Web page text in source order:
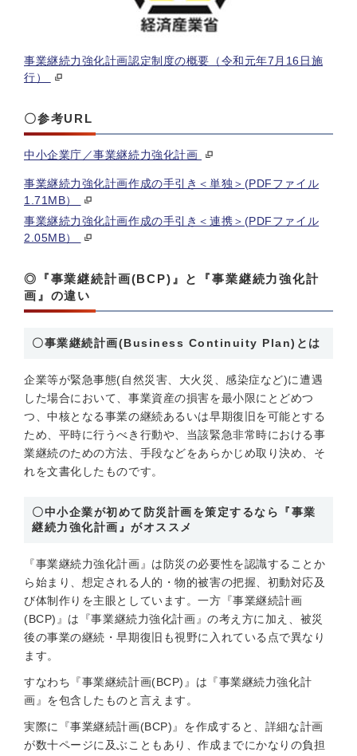
事業継続力強化計画認定制度の概要（令和元年7月16日施
行）
〇参考URL
中小企業庁／事業継続力強化計画
事業継続力強化計画作成の手引き＜単独＞(PDFファイル
1.71MB）
事業継続力強化計画作成の手引き＜連携＞(PDFファイル
2.05MB）
◎『事業継続計画(BCP)』と『事業継続力強化計
画』の違い
〇事業継続計画(Business Continuity Plan)とは
企業等が緊急事態(自然災害、大火災、感染症など)に遭遇
した場合において、事業資産の損害を最小限にとどめつ
つ、中核となる事業の継続あるいは早期復旧を可能とする
ため、平時に行うべき行動や、当該緊急非常時における事
業継続のための方法、手段などをあらかじめ取り決め、そ
れを文書化したものです。
〇中小企業が初めて防災計画を策定するなら『事業
継続力強化計画』がオススメ
『事業継続力強化計画』は防災の必要性を認識することか
ら始まり、想定される人的・物的被害の把握、初動対応及
び体制作りを主眼としています。一方『事業継続計画
(BCP)』は『事業継続力強化計画』の考え方に加え、被災
後の事業の継続・早期復旧も視野に入れている点で異なり
ます。
すなわち『事業継続計画(BCP)』は『事業継続力強化計
画』を包含したものと言えます。
実際に『事業継続計画(BCP)』を作成すると、詳細な計画
が数十ページに及ぶこともあり、作成までにかなりの負担